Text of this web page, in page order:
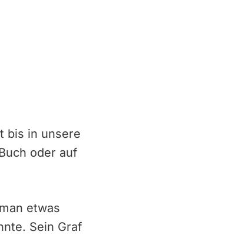
bis in unsere
oder auf
etwas
Sein Graf